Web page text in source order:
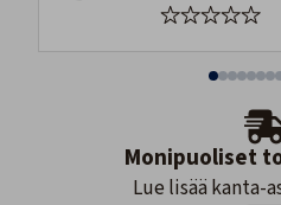
Monipuoliset
Lue lisää kanta-